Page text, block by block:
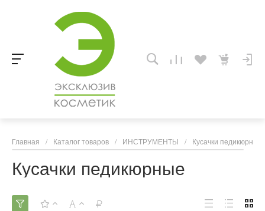
Главная / Каталог товаров / ИНСТРУМЕНТЫ / Кусачки педикюрные
Кусачки педикюрные